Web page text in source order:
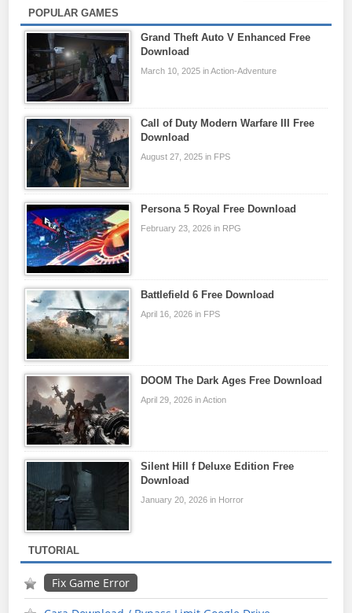
POPULAR GAMES
Grand Theft Auto V Enhanced Free
Download
March 10, 2025 in Action-Adventure
Call of Duty Modern Warfare III Free
Download
August 27, 2025 in FPS
Persona 5 Royal Free Download
February 23, 2026 in RPG
Battlefield 6 Free Download
April 16, 2026 in FPS
DOOM The Dark Ages Free Download
April 29, 2026 in Action
Silent Hill f Deluxe Edition Free
Download
January 20, 2026 in Horror
TUTORIAL
Fix Game Error